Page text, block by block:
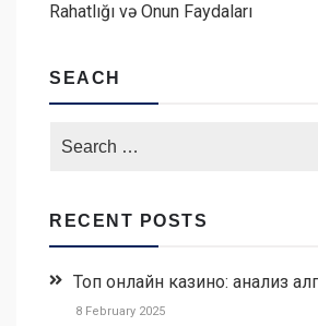
Rahatlığı və Onun Faydaları
SEACH
RECENT POSTS
Топ онлайн казино: анализ
8 February 2025